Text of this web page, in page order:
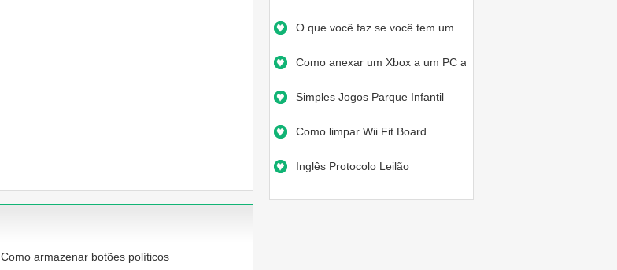
O que você faz se você tem um …
Como anexar um Xbox a um PC atra…
Simples Jogos Parque Infantil
Como limpar Wii Fit Board
Inglês Protocolo Leilão
Como armazenar botões políticos